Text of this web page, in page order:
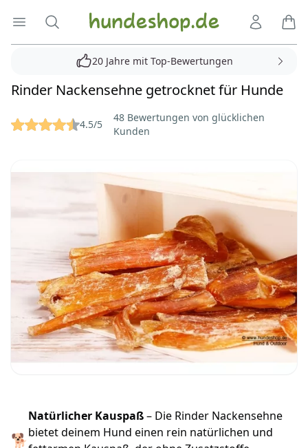
Menü öffnen
Suche Hundeshop.de
20 Jahre mit Top-Bewertungen
Rinder Nackensehne getrocknet für Hunde
Reviews 4.5/5
48 Bewertungen von glücklichen
Kunden
🐕
Natürlicher Kauspaß– Die Rinder Nackensehne
bietet deinem Hund einen rein natürlichen und